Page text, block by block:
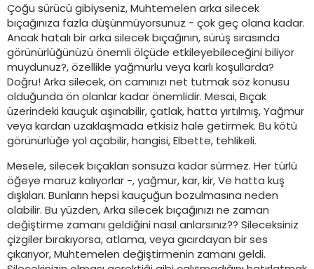
Çoğu sürücü gibiyseniz, Muhtemelen arka silecek
bıçağınıza fazla düşünmüyorsunuz - çok geç olana kadar.
Ancak hatalı bir arka silecek bıçağının, sürüş sırasında
görünürlüğünüzü önemli ölçüde etkileyebileceğini biliyor
muydunuz?, özellikle yağmurlu veya karlı koşullarda?
Doğru! Arka silecek, ön camınızı net tutmak söz konusu
olduğunda ön olanlar kadar önemlidir. Mesai, Bıçak
üzerindeki kauçuk aşınabilir, çatlak, hatta yırtılmış, Yağmur
veya kardan uzaklaşmada etkisiz hale getirmek. Bu kötü
görünürlüğe yol açabilir, hangisi, Elbette, tehlikeli.
Mesele, silecek bıçakları sonsuza kadar sürmez. Her türlü
öğeye maruz kalıyorlar -, yağmur, kar, kir, Ve hatta kuş
dışkıları. Bunların hepsi kauçuğun bozulmasına neden
olabilir. Bu yüzden, Arka silecek bıçağınızı ne zaman
değiştirme zamanı geldiğini nasıl anlarsınız?? Sileceksiniz
çizgiler bırakıyorsa, atlama, veya gıcırdayan bir ses
çıkarıyor, Muhtemelen değiştirmenin zamanı geldi.